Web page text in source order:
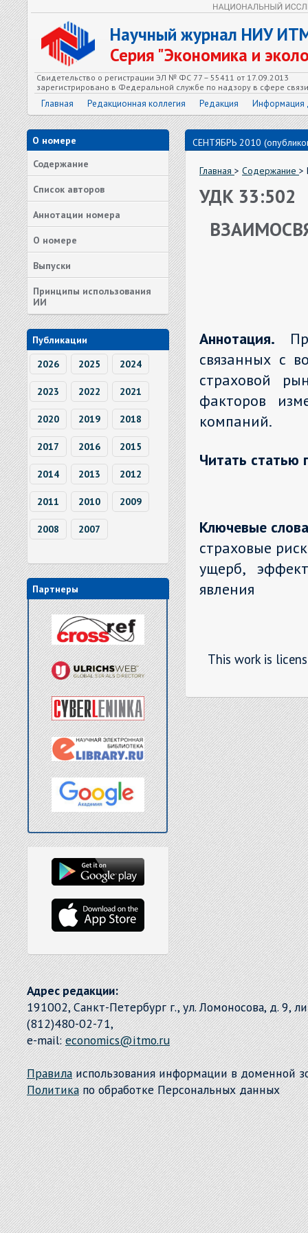
Научный журнал НИУ
Серия "Экономика и
Свидетельство о регистрации ЭЛ № ФС 77 – 55411 от 17.09.2013
зарегистрировано в Федеральной службе по надзору в сфере
Главная Редакционная коллегия Редакция Информация
О номере
Содержание
Список авторов
Аннотации номера
О номере
Выпуски
Принципы использования
ИИ
Публикации
2026
2025 2024
2023 2022 2021
2020 2019 2018
2017 2016 2015
2014 2013 2012
2011 2010 2009
2008 2007
Партнеры
СЕНТЯБРЬ 2010
Главная > Содержание >
УДК 33:502
Аннотация.
связанных с
страховой
факторов
компаний.
Читать статью
Ключевые
страховые
ущерб,
явления
This work is
Адрес редакции:
191002, Санкт-Петербург г., ул. Ломоносова, д. 9,
(812)480-02-71,
e-mail:economics@itmo.ru
Правилаиспользования информации в доменной
Политикапо обработке Персональных данных